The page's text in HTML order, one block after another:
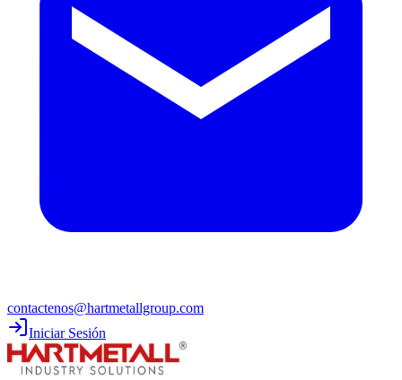
contactenos@hartmetallgroup.com
Iniciar Sesión